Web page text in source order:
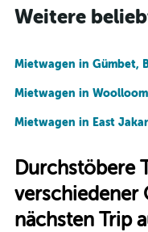
Weitere
Mietwagen in Gümbet,
Mietwagen in
Mietwagen in East
Durchstöbere
verschiedener
nächsten Trip